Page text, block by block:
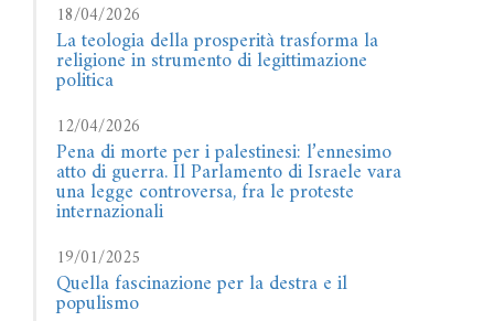
18/04/2026
La teologia della prosperità trasforma la
religione in strumento di legittimazione
politica
12/04/2026
Pena di morte per i palestinesi: l’ennesimo
atto di guerra. Il Parlamento di Israele vara
una legge controversa, fra le proteste
internazionali
19/01/2025
Quella fascinazione per la destra e il
populismo